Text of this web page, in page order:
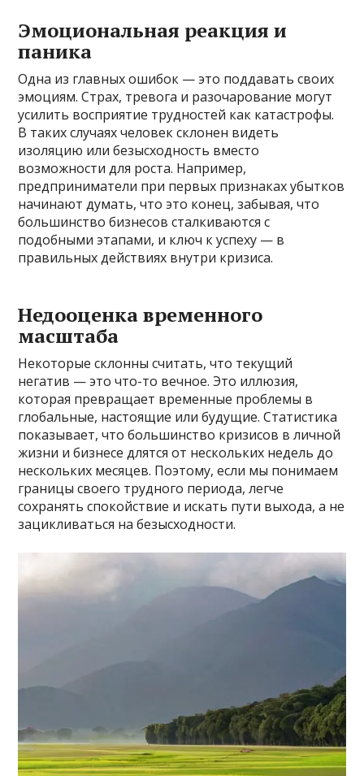
Эмоциональная реакция и
паника
Одна из главных ошибок — это поддавать своих
эмоциям. Страх, тревога и разочарование могут
усилить восприятие трудностей как катастрофы.
В таких случаях человек склонен видеть
изоляцию или безысходность вместо
возможности для роста. Например,
предприниматели при первых признаках убытков
начинают думать, что это конец, забывая, что
большинство бизнесов сталкиваются с
подобными этапами, и ключ к успеху — в
правильных действиях внутри кризиса.
Недооценка временного
масштаба
Некоторые склонны считать, что текущий
негатив — это что-то вечное. Это иллюзия,
которая превращает временные проблемы в
глобальные, настоящие или будущие. Статистика
показывает, что большинство кризисов в личной
жизни и бизнесе длятся от нескольких недель до
нескольких месяцев. Поэтому, если мы понимаем
границы своего трудного периода, легче
сохранять спокойствие и искать пути выхода, а не
зацикливаться на безысходности.